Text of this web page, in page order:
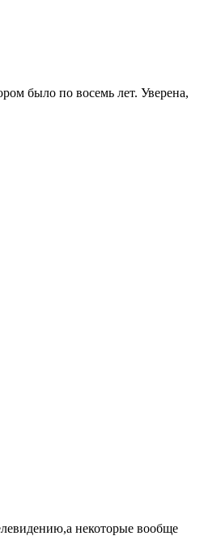
было по восемь лет. Уверена,
некоторые вообще